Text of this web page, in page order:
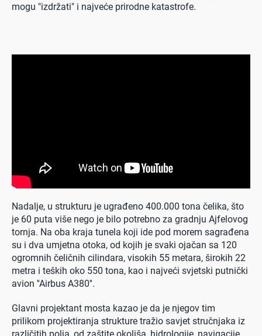
mogu "izdržati" i najveće prirodne katastrofe.
Nadalje, u strukturu je ugrađeno 400.000 tona čelika, što
je 60 puta više nego je bilo potrebno za gradnju Ajfelovog
tornja. Na oba kraja tunela koji ide pod morem sagrađena
su i dva umjetna otoka, od kojih je svaki ojačan sa 120
ogromnih čeličnih cilindara, visokih 55 metara, širokih 22
metra i teških oko 550 tona, kao i najveći svjetski putnički
avion ''Airbus A380''.
Glavni projektant mosta kazao je da je njegov tim
prilikom projektiranja strukture tražio savjet stručnjaka iz